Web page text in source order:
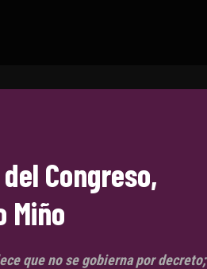
Congreso,
Miño
que no se gobierna por decreto;